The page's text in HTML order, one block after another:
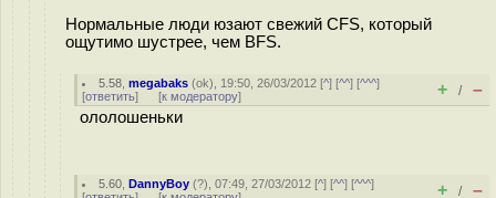
Нормальные люди юзают свежий CFS, который
ощутимо шустрее, чем BFS.
5.58 ,megabaks (ok), 19:50, 26/03/2012 [^] [^^] [^^^]
[ответить] [к модератору] + / –
ололошеньки
5.60 ,DannyBoy (?), 07:49, 27/03/2012 [^] [^^] [^^^]
+ / –